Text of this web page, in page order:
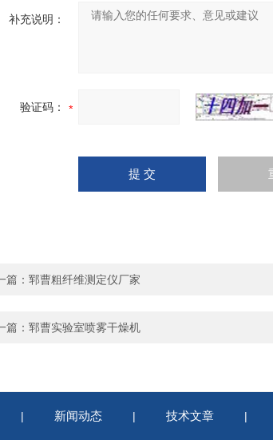
补充说明：
验证码：
篇： 郓曹粗纤维测定仪厂家
篇： 郓曹实验室喷雾干燥机
| 新闻动态 | 技术文章 |